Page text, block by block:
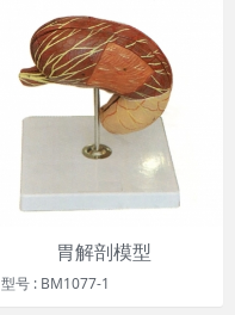
胃解剖模型
型号 : BM1077-1